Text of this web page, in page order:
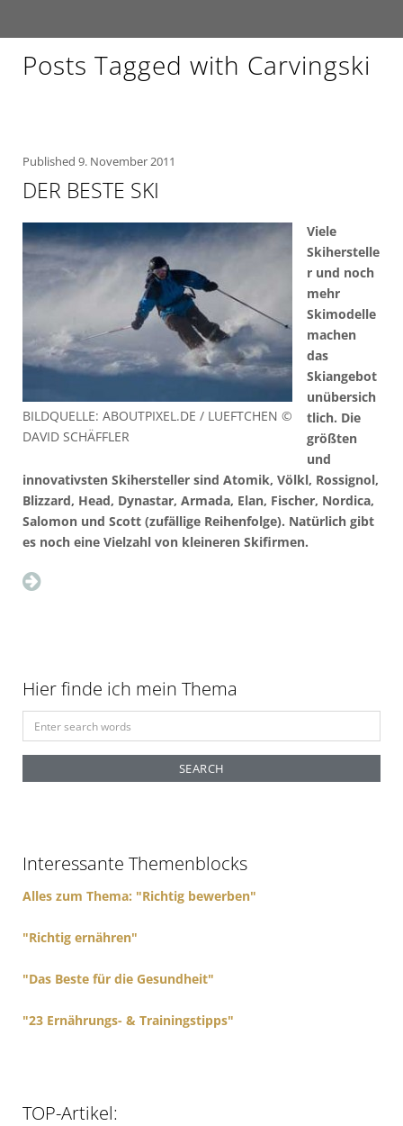
Posts Tagged with Carvingski
Published 9. November 2011
DER BESTE SKI
BILDQUELLE: ABOUTPIXEL.DE / LUEFTCHEN ©
DAVID SCHÄFFLER
Viele
Skiherstelle
r und noch
mehr
Skimodelle
machen
das
Skiangebot
unübersich
tlich. Die
größten
und
innovativsten Skihersteller sind Atomik, Völkl, Rossignol,
Blizzard, Head, Dynastar, Armada, Elan, Fischer, Nordica,
Salomon und Scott (zufällige Reihenfolge). Natürlich gibt
es noch eine Vielzahl von kleineren Skifirmen.
Hier finde ich mein Thema
e
r
o
Interessante Themenblocks
Alles zum Thema: "Richtig bewerben"
"Richtig ernähren"
"Das Beste für die Gesundheit"
"23 Ernährungs- & Trainingstipps"
TOP-Artikel: